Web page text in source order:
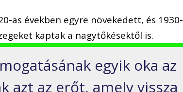
as években egyre növekedett, és 1930-
kaptak a nagytőkésektől is.
egyik oka az
azt az erőt, amely vissza